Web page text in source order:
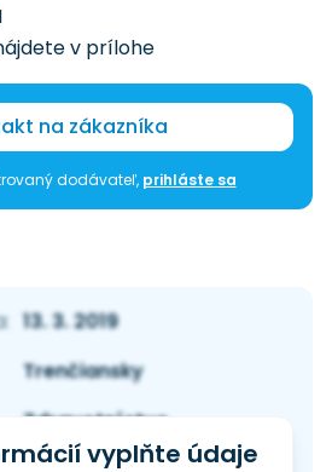
v prílohe
na zákazníka
dodávateľ, prihláste sa
13. 3. 2019
Trenčiansky
Zdravotníctvo
vyplňte údaje